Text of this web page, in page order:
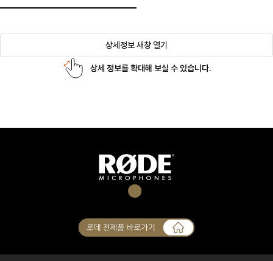
상세정보 새창 열기
상세 정보를 확대해 보실 수 있습니다.